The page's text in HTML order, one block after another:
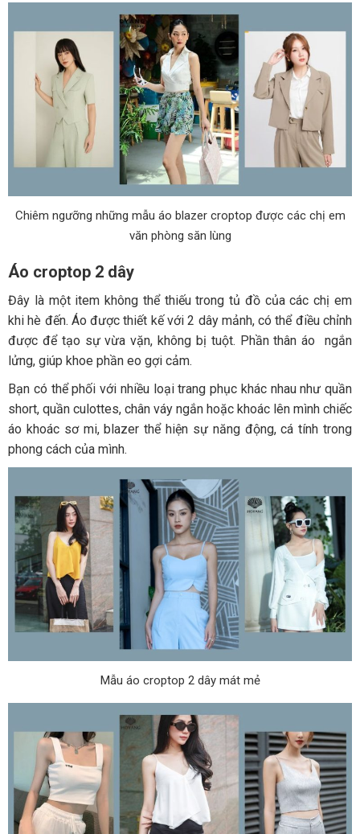
Chiêm ngưỡng những mẫu áo blazer croptop được các chị em
văn phòng săn lùng
Áo croptop 2 dây
Đây là một item không thể thiếu trong tủ đồ của các chị em
khi hè đến. Áo được thiết kế với 2 dây mảnh, có thể điều chỉnh
được để tạo sự vừa vặn, không bị tuột. Phần thân áo ngắn
lửng, giúp khoe phần eo gợi cảm.
Bạn có thể phối với nhiều loại trang phục khác nhau như quần
short, quần culottes, chân váy ngắn hoặc khoác lên mình chiếc
áo khoác sơ mi, blazer thể hiện sự năng động, cá tính trong
phong cách của mình.
Mẫu áo croptop 2 dây mát mẻ